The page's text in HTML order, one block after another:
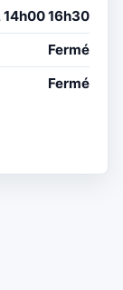
16h30
Fermé
Fermé